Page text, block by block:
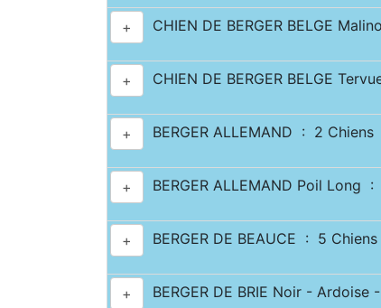
+ CHIEN DE BERGER BELGE
+ CHIEN DE BERGER BELGE
+ BERGER ALLEMAND : 2 Chiens
+ BERGER ALLEMAND Poil Long
+ BERGER DE BEAUCE : 5 Chiens
+ BERGER DE BRIE Noir -